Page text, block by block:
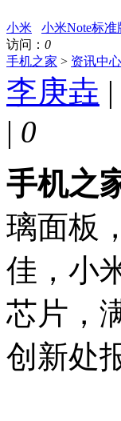
小米 小米Note标准
访问： 0
手机之家 > 资讯中心
李庚垚
| 0
手机之
璃面板
佳，小
芯片，
创新处